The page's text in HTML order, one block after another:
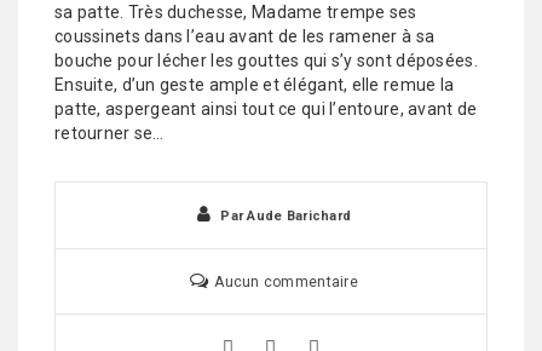
sa patte. Très duchesse, Madame trempe ses
coussinets dans l’eau avant de les ramener à sa
bouche pour lécher les gouttes qui s’y sont déposées.
Ensuite, d’un geste ample et élégant, elle remue la
patte, aspergeant ainsi tout ce qui l’entoure, avant de
retourner se…
ParAude Barichard
Aucun commentaire